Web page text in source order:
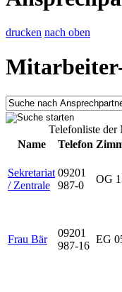
drucken nach oben
Telefonliste der
Name
Telefon
Sekretariat
/ Zentrale
09201
987-0
OG
Frau Bär
09201
987-16
EG